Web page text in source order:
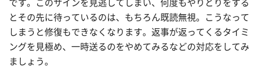
です。このサインを見逃してしまい、何度もやりとりをする
とその先に待っているのは、もちろん既読無視。こうなって
しまうと修復もできなくなります。返事が返ってくるタイミ
ングを見極め、一時送るのをやめてみるなどの対応をしてみ
ましょう。